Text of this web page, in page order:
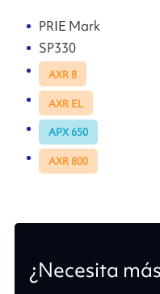
PRIE Mark
SP330
AXR 8
AXR EL
APX 650
AXR 800
¿Necesita